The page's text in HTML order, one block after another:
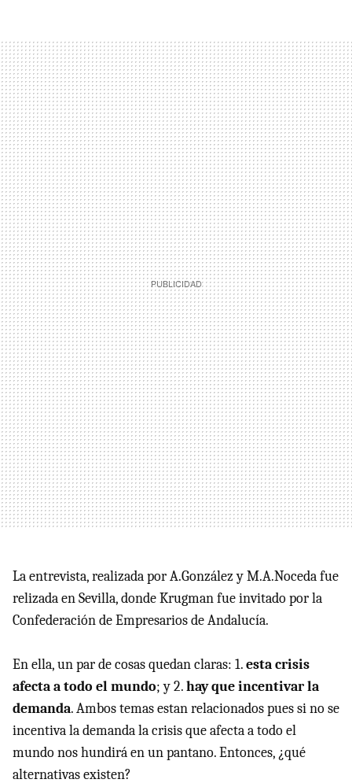
La entrevista, realizada por A.González y M.A.Noceda fue
relizada en Sevilla, donde Krugman fue invitado por la
Confederación de Empresarios de Andalucía.
En ella, un par de cosas quedan claras: 1.esta crisis
afecta a todo el mundo; y 2.hay que incentivar la
demanda. Ambos temas estan relacionados pues si no se
incentiva la demanda la crisis que afecta a todo el
mundo nos hundirá en un pantano. Entonces, ¿qué
alternativas existen?